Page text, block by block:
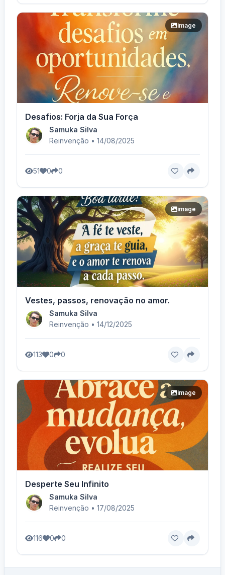
image
Desafios: Forja da Sua Força
Samuka Silva
Reinvenção • 14/08/2025
51 0 0
image
Vestes, passos, renovação no amor.
Samuka Silva
Reinvenção • 14/12/2025
113 0 0
image
Desperte Seu Infinito
Samuka Silva
Reinvenção • 17/08/2025
116 0 0